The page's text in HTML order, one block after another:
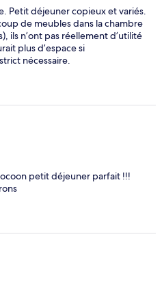
Petit déjeuner copieux et variés.
de meubles dans la chambre
ils n’ont pas réellement d’utilité
plus d’espace si
nécessaire.
petit déjeuner parfait !!!